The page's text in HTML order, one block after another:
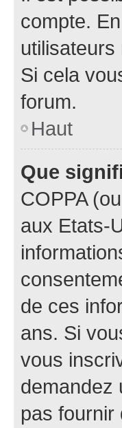
compte.
Si cela
forum.
Haut
Que
COPPA (ou
aux Etats-
de ces
ans. Si
vous
demandez
pas fournir